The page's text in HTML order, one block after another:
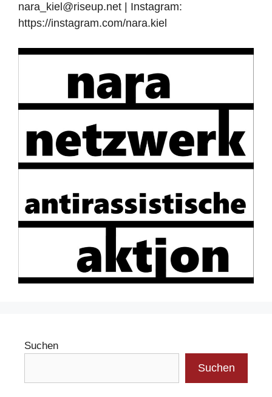
nara_kiel@riseup.net | Instagram:
https://instagram.com/nara.kiel
Suchen
Suchen